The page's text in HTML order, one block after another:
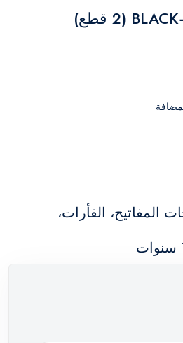
المفاتيح، الفأرات،